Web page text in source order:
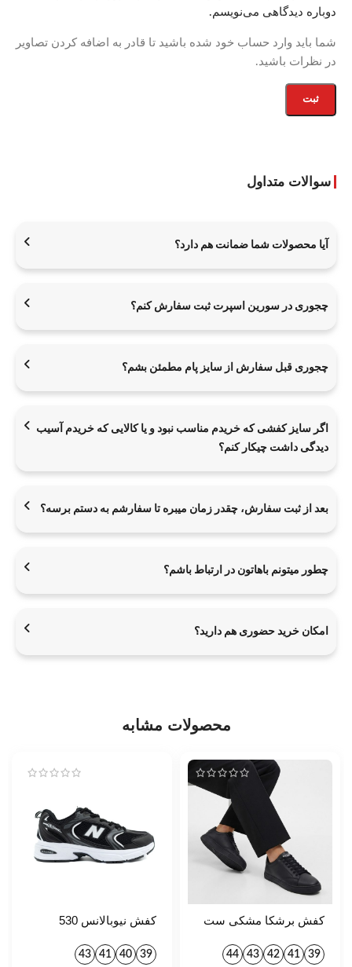
دوباره دیدگاهی می‌نویسم.
شما باید وارد حساب خود شده باشید تا قادر به اضافه کردن تصاویر
در نظرات باشید.
سوالات متداول
آیا محصولات شما ضمانت هم دارد؟
چجوری در سورین اسپرت ثبت سفارش کنم؟
چجوری قبل سفارش از سایز پام مطمئن بشم؟
اگر سایز کفشی که خریدم مناسب نبود و یا کالایی که خریدم آسیب
دیدگی داشت چیکار کنم؟
بعد از ثبت سفارش، چقدر زمان میبره تا سفارشم به دستم برسه؟
چطور میتونم باهاتون در ارتباط باشم؟
امکان خرید حضوری هم دارید؟
محصولات مشابه
کفش برشکا مشکی ست
39
41
42
43
44
کفش نیوبالانس 530
39
40
41
43